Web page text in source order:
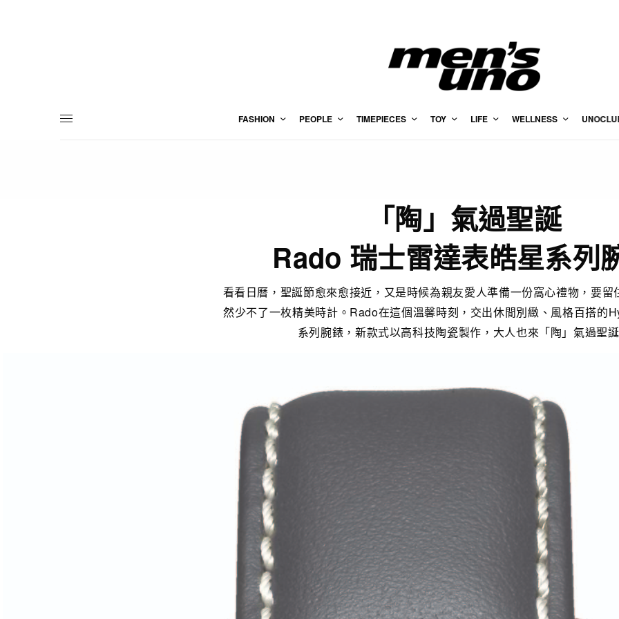
FASHION PEOPLE TIMEPIECES TOY LIFE WELLNESS
「陶」氣過聖誕
Rado 瑞士雷達表皓星系列
看看日曆，聖誕節愈來愈接近，又是時候為親友愛人準備一份窩心禮物，要留
然少不了一枚精美時計。Rado在這個溫馨時刻，交出休閒別緻、風格百搭的
系列腕錶，新款式以高科技陶瓷製作，大人也來「陶」氣過聖誕